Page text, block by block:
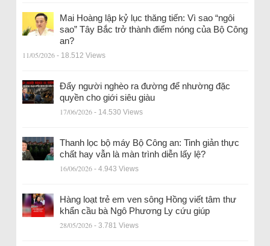
Mai Hoàng lập kỷ lục thăng tiến: Vì sao “ngôi
sao” Tây Bắc trở thành điểm nóng của Bộ Công
an?
11/05/2026 - 18.512 Views
Đẩy người nghèo ra đường để nhường đặc
quyền cho giới siêu giàu
17/06/2026 - 14.530 Views
Thanh lọc bộ máy Bộ Công an: Tinh giản thực
chất hay vẫn là màn trình diễn lấy lệ?
16/06/2026 - 4.943 Views
Hàng loạt trẻ em ven sông Hồng viết tâm thư
khẩn cầu bà Ngô Phương Ly cứu giúp
28/05/2026 - 3.781 Views